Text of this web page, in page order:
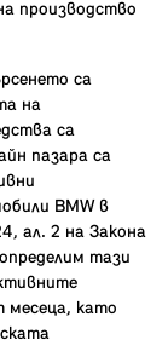
производство
са
на
са
пазара са
BMW в
ал. 2 на Закона
тази
месеца, като